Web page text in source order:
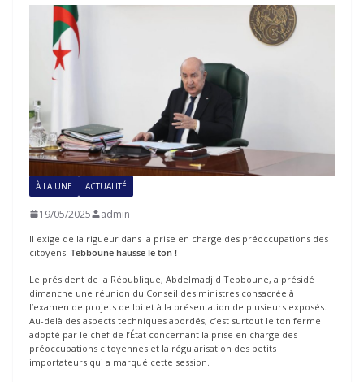
À LA UNE ACTUALITÉ
19/05/2025 admin
Il exige de la rigueur dans la prise en charge des préoccupations des
citoyens: Tebboune hausse le ton !
Le président de la République, Abdelmadjid Tebboune, a présidé
dimanche une réunion du Conseil des ministres consacrée à
l’examen de projets de loi et à la présentation de plusieurs exposés.
Au-delà des aspects techniques abordés, c’est surtout le ton ferme
adopté par le chef de l’État concernant la prise en charge des
préoccupations citoyennes et la régularisation des petits
importateurs qui a marqué cette session.